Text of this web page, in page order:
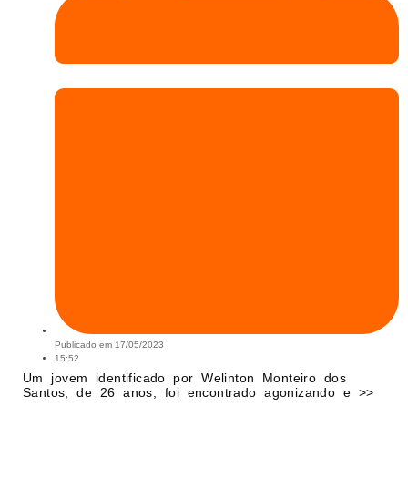
Publicado em 17/05/2023
15:52
Um jovem identificado por Welinton Monteiro dos
Santos, de 26 anos, foi encontrado agonizando e >>